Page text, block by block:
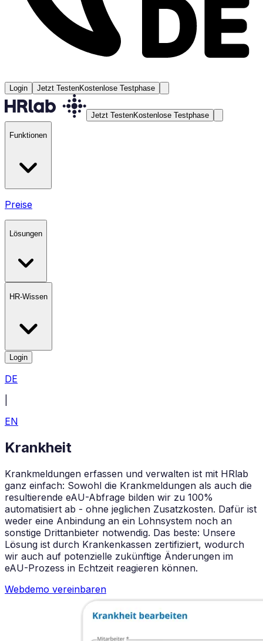
Login Jetzt TestenKostenlose Testphase
Jetzt TestenKostenlose Testphase
Funktionen
Preise
Lösungen
HR-Wissen
Login
DE
EN
Krankheit
Krankmeldungen erfassen und verwalten ist mit HRlab
ganz einfach: Sowohl die Krankmeldungen als auch die
resultierende eAU-Abfrage bilden wir zu 100%
automatisiert ab - ohne jeglichen Zusatzkosten. Dafür ist
weder eine Anbindung an ein Lohnsystem noch an
sonstige Drittanbieter notwendig. Das beste: Unsere
Lösung ist durch Krankenkassen zertifiziert, wodurch
wir auch auf potenzielle zukünftige Änderungen im
eAU-Prozess in Echtzeit reagieren können.
Webdemo vereinbaren